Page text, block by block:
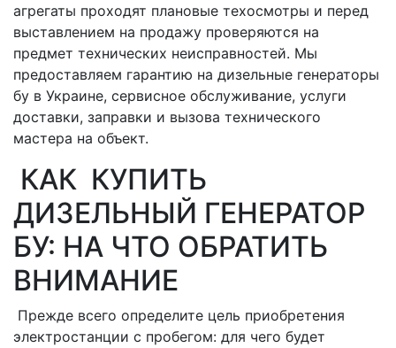
агрегаты проходят плановые техосмотры и перед
выставлением на продажу проверяются на
предмет технических неисправностей. Мы
предоставляем гарантию на дизельные генераторы
бу в Украине, сервисное обслуживание, услуги
доставки, заправки и вызова технического
мастера на объект.
КАК КУПИТЬ
ДИЗЕЛЬНЫЙ ГЕНЕРАТОР
БУ: НА ЧТО ОБРАТИТЬ
ВНИМАНИЕ
Прежде всего определите цель приобретения
электростанции с пробегом: для чего будет